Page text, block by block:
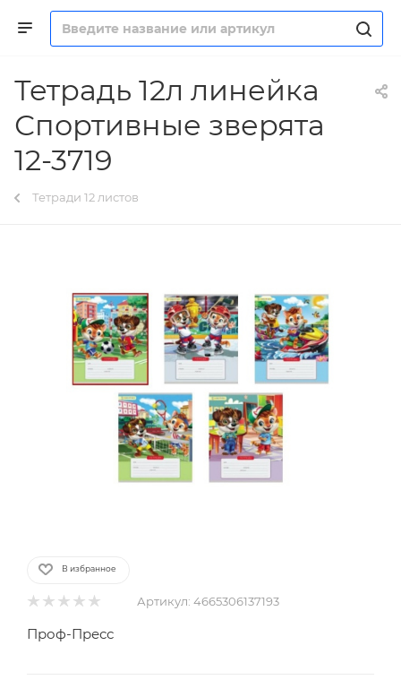
Тетрадь 12л линейка
Спортивные зверята
12-3719
Тетради 12 листов
В избранное
Артикул: 4665306137193
Проф-Пресс